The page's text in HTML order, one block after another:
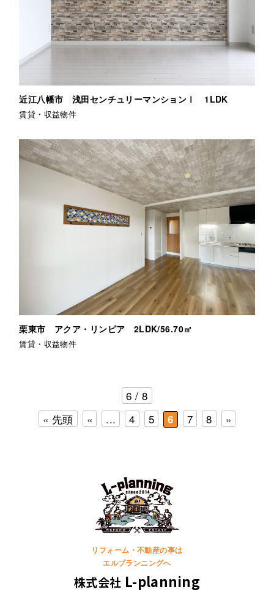
近江八幡市 浅田センチュリーマンションⅠ 1LDK
賃貸・収益物件
栗東市 アクア・リンピア 2LDK/56.70㎡
賃貸・収益物件
6 / 8
« 先頭
« ... 4 5 6 7 8 »
リフォーム・不動産の事は
エルプランニングへ
株式会社 L-planning